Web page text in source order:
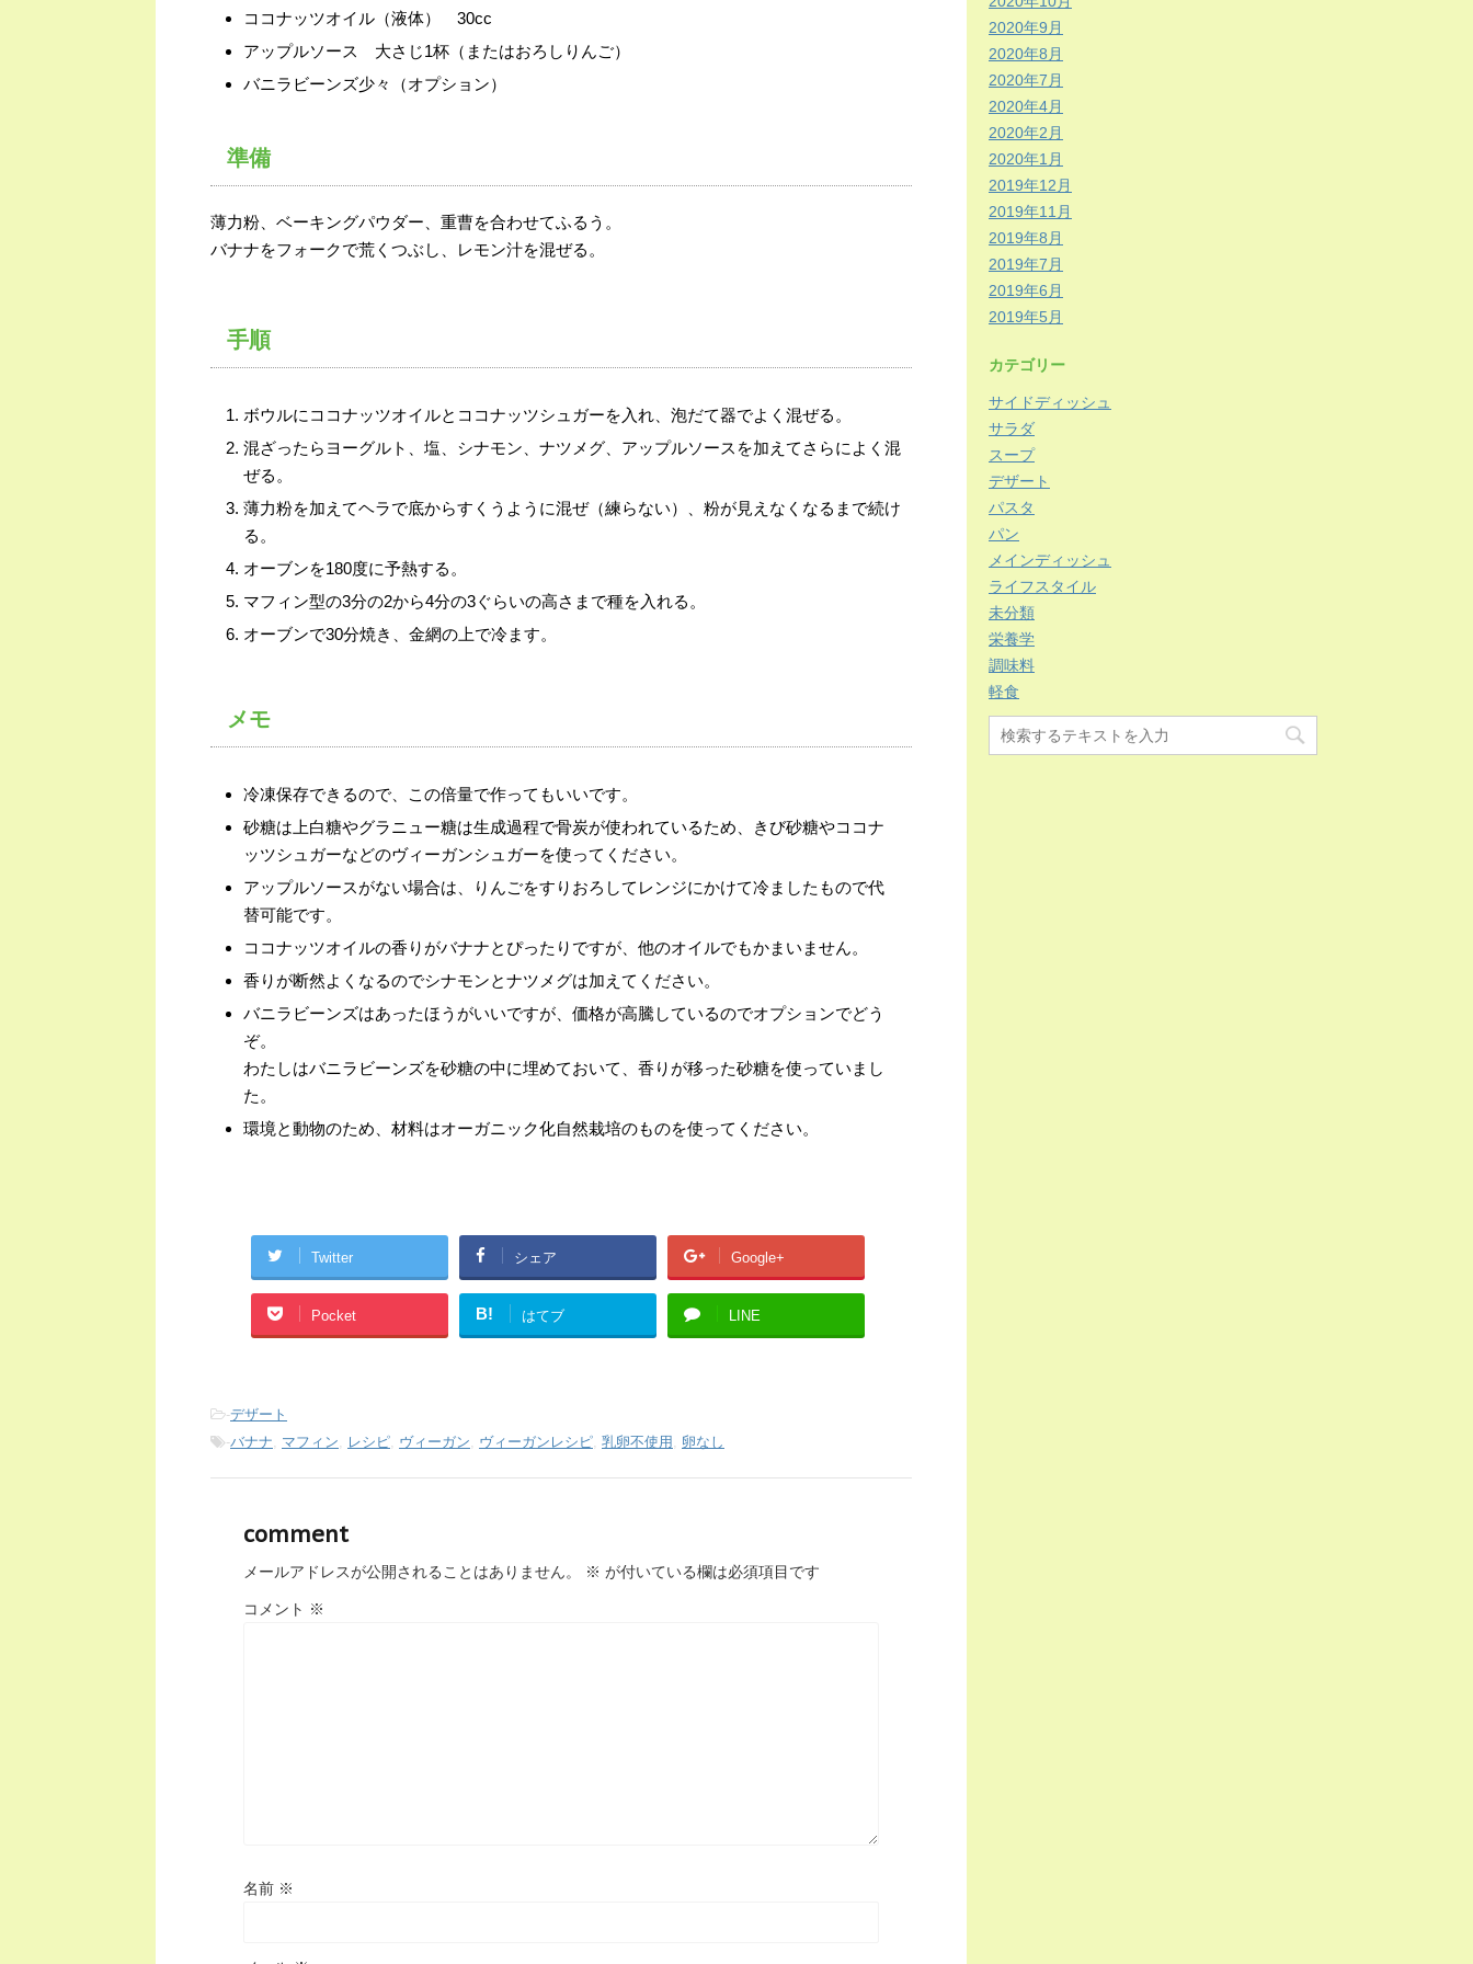
ココナッツオイル（液体） 30cc
アップルソース 大さじ1杯（またはおろしりんご）
バニラビーンズ少々（オプション）
準備
薄力粉、ベーキングパウダー、重曹を合わせてふるう。
バナナをフォークで荒くつぶし、レモン汁を混ぜる。
手順
ボウルにココナッツオイルとココナッツシュガーを入れ、泡だて器でよく混ぜる。
混ざったらヨーグルト、塩、シナモン、ナツメグ、アップルソースを加えてさらによく混
ぜる。
薄力粉を加えてヘラで底からすくうように混ぜ（練らない）、粉が見えなくなるまで続け
る。
オーブンを180度に予熱する。
マフィン型の3分の2から4分の3ぐらいの高さまで種を入れる。
オーブンで30分焼き、金網の上で冷ます。
メモ
冷凍保存できるので、この倍量で作ってもいいです。
砂糖は上白糖やグラニュー糖は生成過程で骨炭が使われているため、きび砂糖やココナ
ッツシュガーなどのヴィーガンシュガーを使ってください。
アップルソースがない場合は、りんごをすりおろしてレンジにかけて冷ましたもので代
替可能です。
ココナッツオイルの香りがバナナとぴったりですが、他のオイルでもかまいません。
香りが断然よくなるのでシナモンとナツメグは加えてください。
バニラビーンズはあったほうがいいですが、価格が高騰しているのでオプションでどう
ぞ。
わたしはバニラビーンズを砂糖の中に埋めておいて、香りが移った砂糖を使っていまし
た。
環境と動物のため、材料はオーガニック化自然栽培のものを使ってください。
Twitter シェア Google+
Pocket B! はてブ LINE
-デザート
-バナナ, マフィン, レシピ, ヴィーガン, ヴィーガンレシピ, 乳卵不使用 , 卵なし
comment
メールアドレスが公開されることはありません。 ※ が付いている欄は必須項目です
コメント ※
名前 ※
2020年9月
2020年8月
2020年7月
2020年4月
2020年2月
2020年1月
2019年12月
2019年11月
2019年8月
2019年7月
2019年6月
2019年5月
カテゴリー
サイドディッシュ
サラダ
スープ
デザート
パスタ
パン
メインディッシュ
ライフスタイル
未分類
栄養学
調味料
軽食